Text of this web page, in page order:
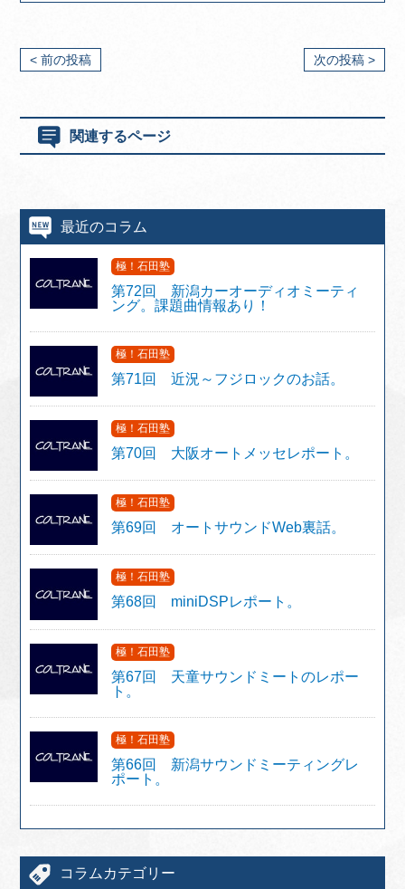
次の投稿 >
< 前の投稿
関連するページ
最近のコラム
極！石田塾
第72回 新潟カーオーディオミーティ
ング。課題曲情報あり！
極！石田塾
第71回 近況～フジロックのお話。
極！石田塾
第70回 大阪オートメッセレポート。
極！石田塾
第69回 オートサウンドWeb裏話。
極！石田塾
第68回 miniDSPレポート。
極！石田塾
第67回 天童サウンドミートのレポー
ト。
極！石田塾
第66回 新潟サウンドミーティングレ
ポート。
コラムカテゴリー